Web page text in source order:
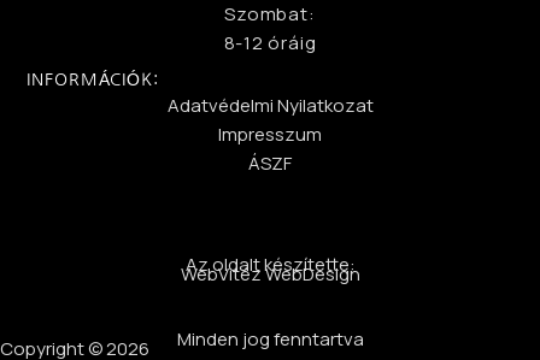
Szombat:
8-12 óráig
INFORMÁCIÓK:
Adatvédelmi Nyilatkozat
Impresszum
ÁSZF
Az oldalt készítette:
WebVitéz WebDesign
Minden jog fenntartva
Copyright © 2026